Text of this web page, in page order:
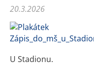
20.3.2026
U Stadionu.